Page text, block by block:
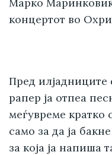
концертот во
Пред
рапер ја отпеа
меѓувреме кратко
само за да ја
за која ја напиша